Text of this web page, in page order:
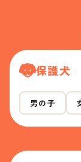
保護犬
男の子